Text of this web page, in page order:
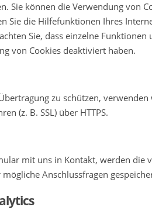
Sie können die Verwendung von
Sie die Hilfefunktionen Ihres
Sie, dass einzelne
von Cookies deaktiviert haben.
zu schützen,
(z. B. SSL) über HTTPS.
mit uns in Kontakt, werden die
Anschlussfragen